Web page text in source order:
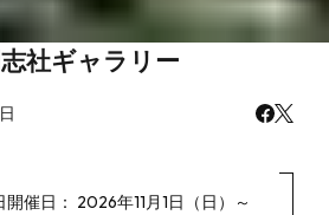
社ギャラリー
催日： 2026年11月1日（日）～